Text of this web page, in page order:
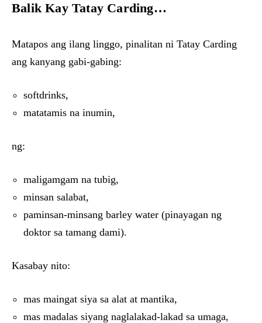
Balik Kay Tatay Carding…
Matapos ang ilang linggo, pinalitan ni Tatay Carding
ang kanyang gabi-gabing:
softdrinks,
matatamis na inumin,
ng:
maligamgam na tubig,
minsan salabat,
paminsan-minsang barley water (pinayagan ng
doktor sa tamang dami).
Kasabay nito:
mas maingat siya sa alat at mantika,
mas madalas siyang naglalakad-lakad sa umaga,